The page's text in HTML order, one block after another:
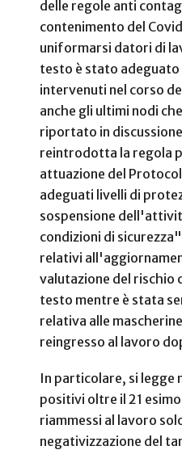
delle regole anti
contenimento del
uniformarsi datori di
testo è stato adeguato
intervenuti nel corso
anche gli ultimi nodi
riportato in
reintrodotta la regola
attuazione del
adeguati livelli di
sospensione
condizioni di
relativi
valutazione del rischio
testo mentre è stata
relativa alle
reingresso al lavoro
In particolare, si
positivi oltre il 21
riammessi al lavoro
negativizzazione del